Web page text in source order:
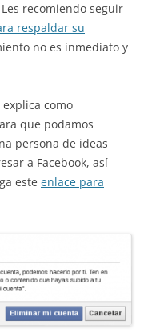
recomiendo seguir
respaldar su
no es inmediato y
como
que podamos
persona de ideas
a Facebook, así
este enlace para